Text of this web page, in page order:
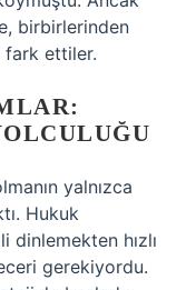
birbirlerinden
fark ettiler.
yalnızca
Hukuk
dinlemekten hızlı
gerekiyordu.